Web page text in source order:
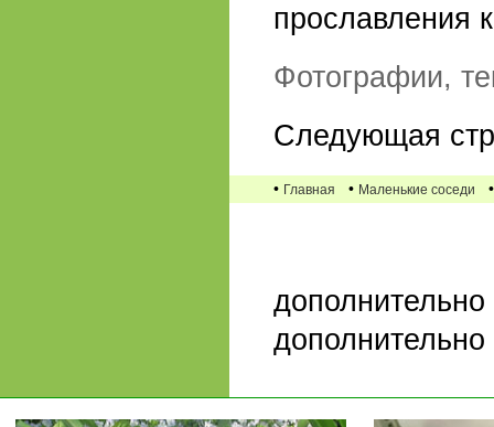
прославления
Фотографии,
Следующая
• Главная • Маленькие соседи